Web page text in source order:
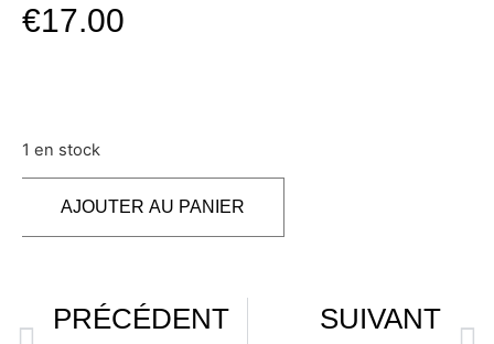
€17.00
1 en stock
AJOUTER AU PANIER
PRÉCÉDENT
SUIVANT